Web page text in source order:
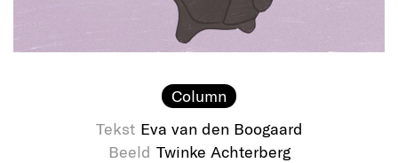
Column
Tekst Eva van den Boogaard
Beeld Twinke Achterberg